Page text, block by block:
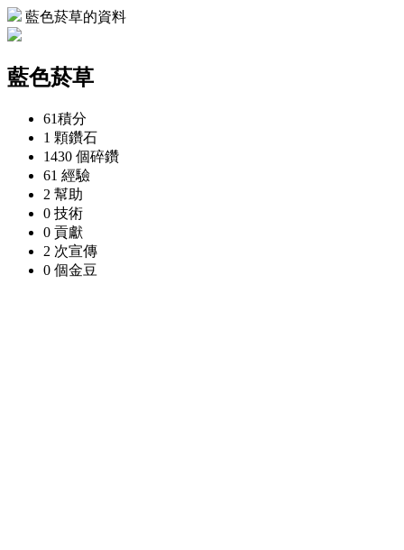
藍色菸草的資料
藍色菸草
61積分
1 顆鑽石
1430 個碎鑽
61 經驗
2 幫助
0 技術
0 貢獻
2 次宣傳
0 個金豆